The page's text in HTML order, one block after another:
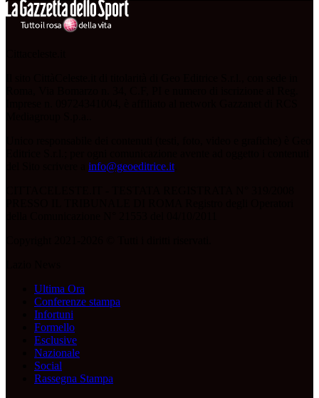
info@geoeditrice.it
Ultima Ora
Conferenze stampa
Infortuni
Formello
Esclusive
Nazionale
Social
Rassegna Stampa